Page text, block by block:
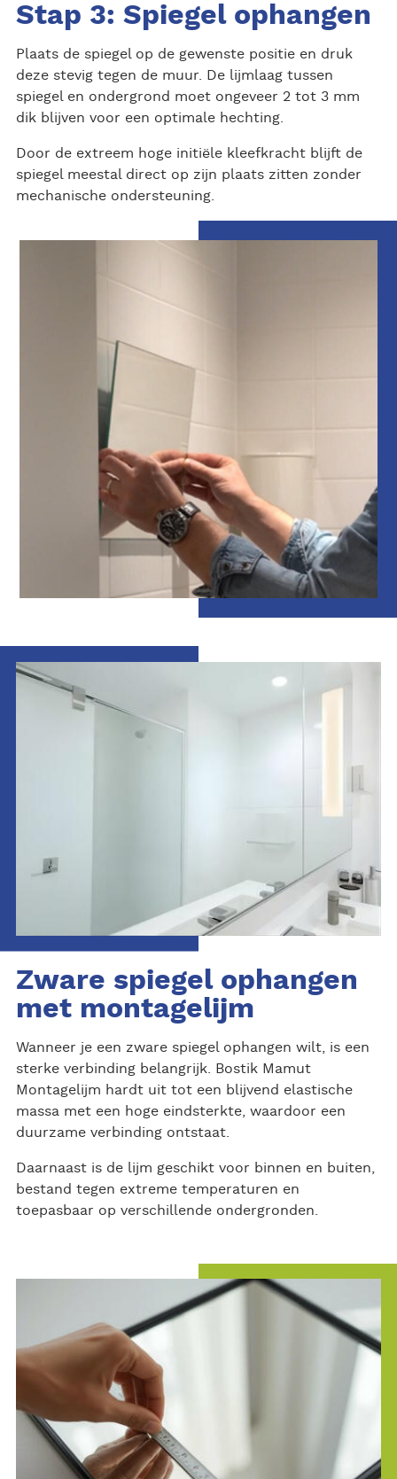
Stap 3: Spiegel ophangen
Plaats de spiegel op de gewenste positie en druk
deze stevig tegen de muur. De lijmlaag tussen
spiegel en ondergrond moet ongeveer 2 tot 3 mm
dik blijven voor een optimale hechting.
Door de extreem hoge initiële kleefkracht blijft de
spiegel meestal direct op zijn plaats zitten zonder
mechanische ondersteuning.
Zware spiegel ophangen
met montagelijm
Wanneer je een zware spiegel ophangen wilt, is een
sterke verbinding belangrijk. Bostik Mamut
Montagelijm hardt uit tot een blijvend elastische
massa met een hoge eindsterkte, waardoor een
duurzame verbinding ontstaat.
Daarnaast is de lijm geschikt voor binnen en buiten,
bestand tegen extreme temperaturen en
toepasbaar op verschillende ondergronden.